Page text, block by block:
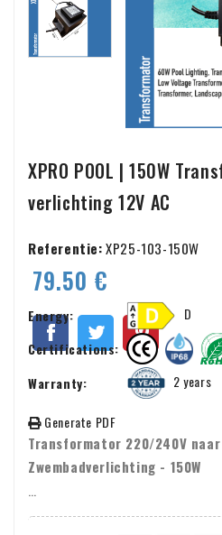
XPRO POOL | 150W
verlichting 12V AC
Referentie:XP25-103-150W
79.50 €
Energy:
D
Certifications:
Warranty:
2 years
Generate PDF
Transformator 220/240V naar
Zwembadverlichting - 150W
Productbeschrijving